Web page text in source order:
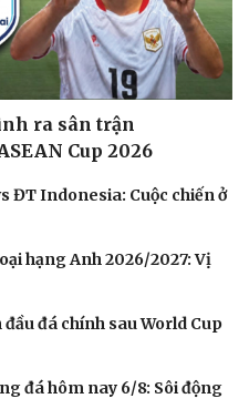
ra sân trận
Cup 2026
ĐT Indonesia: Cuộc chiến ở
hạng Anh 2026/2027: Vị
đá chính sau World Cup
đá hôm nay 6/8: Sôi động